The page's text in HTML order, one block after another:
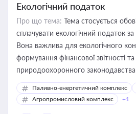
Екологічний податок
Про що тема: Тема стосується
сплачувати екологічний податок
Вона важлива для екологічного
формування фінансової звітності
природоохоронного законодавства
Паливно-енергетичний комплекс
Агропромисловий комплекс
+1